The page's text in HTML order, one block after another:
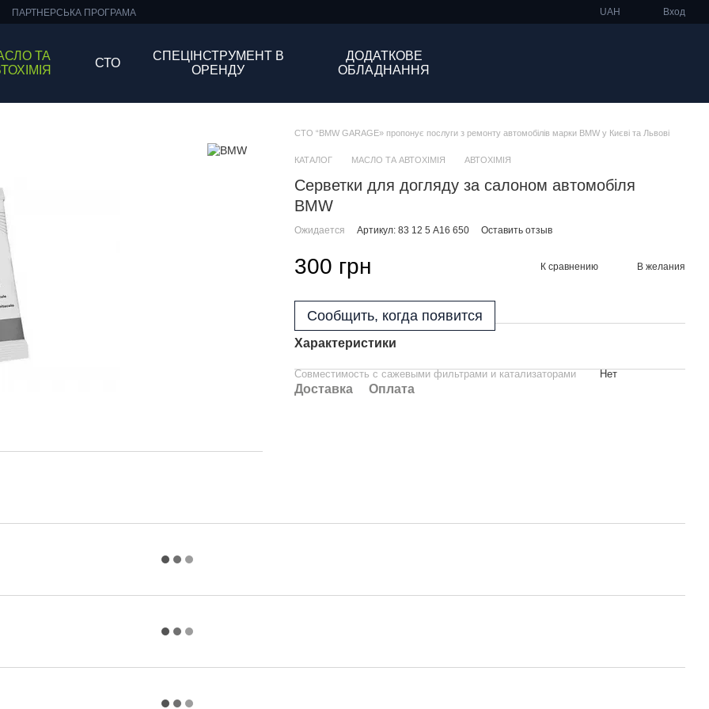
ПАРТНЕРСЬКА ПРОГРАМА UAH Вход
ТА
СТО
СПЕЦІНСТРУМЕНТ В
ОРЕНДУ
ДОДАТКОВЕ
ОБЛАДНАННЯ
СТО “BMW GARAGE» пропонує послуги з ремонту автомобілів марки BMW у Києві та Львові
КАТАЛОГ МАСЛО ТА АВТОХІМІЯ АВТОХІМІЯ
Серветки для догляду за салоном автомобіля
BMW
Ожидается Артикул: 83 12 5 A16 650 Оставить отзыв
300 грн К сравнению В желания
Сообщить, когда появится
Характеристики
Совместимость с сажевыми фильтрами и катализаторами Нет
Доставка Оплата